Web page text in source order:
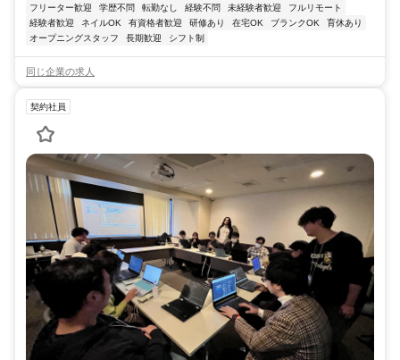
フリーター歓迎
学歴不問 転勤なし 経験不問 未経験者歓迎
フルリモート
経験者歓迎
ネイルOK 有資格者歓迎 研修あり 在宅OK ブランクOK
育休あり
オープニングスタッフ
長期歓迎 シフト制
同じ企業の求人
契約社員